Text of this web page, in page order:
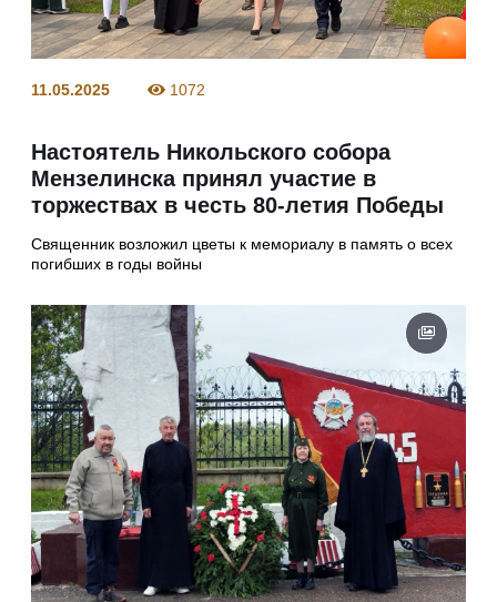
11.05.2025 1072
Настоятель Никольского собора
Мензелинска принял участие в
торжествах в честь 80-летия Победы
Священник возложил цветы к мемориалу в память о всех
погибших в годы войны